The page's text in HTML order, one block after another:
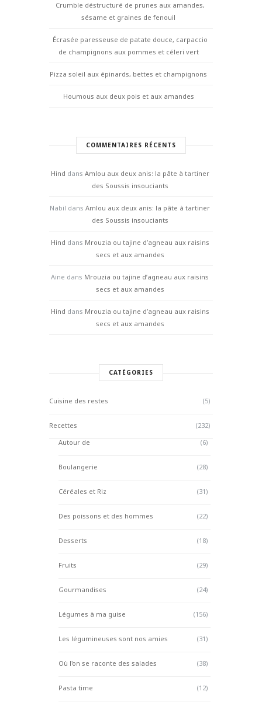
Crumble déstructuré de prunes aux amandes,
sésame et graines de fenouil
Écrasée paresseuse de patate douce, carpaccio
de champignons aux pommes et céleri vert
Pizza soleil aux épinards, bettes et champignons
Houmous aux deux pois et aux amandes
COMMENTAIRES RÉCENTS
Hind dans Amlou aux deux anis: la pâte à tartiner
des Soussis insouciants
Nabil dans Amlou aux deux anis: la pâte à tartiner
des Soussis insouciants
Hind dans Mrouzia ou tajine d’agneau aux raisins
secs et aux amandes
Aine dans Mrouzia ou tajine d’agneau aux raisins
secs et aux amandes
Hind dans Mrouzia ou tajine d’agneau aux raisins
secs et aux amandes
CATÉGORIES
Cuisine des restes (5)
Recettes
(232)
Autour de
(6)
Boulangerie (28)
Céréales et Riz (31)
Des poissons et des hommes (22)
Desserts (18)
Fruits (29)
Gourmandises (24)
Légumes à ma guise (156)
Les légumineuses sont nos amies (31)
Où l'on se raconte des salades (38)
Pasta time (12)